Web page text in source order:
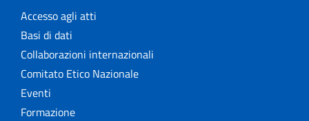
Accesso agli atti
Basi di dati
Collaborazioni internazionali
Comitato Etico Nazionale
Eventi
Formazione